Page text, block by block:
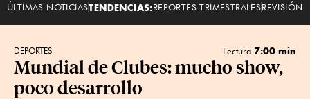
ÚLTIMAS NOTICIASTENDENCIAS:REPORTES TRIMESTRALESREVISIÓN
DEPORTES Lectura 7:00 min
Mundial de Clubes: mucho show,
poco desarrollo